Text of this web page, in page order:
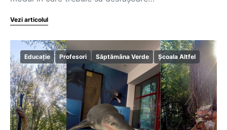
Vezi articolul
Educație Profesori Săptămâna Verde Școala Altfel